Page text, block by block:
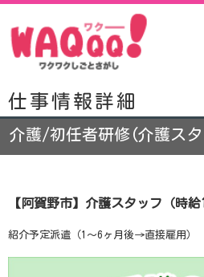
仕事情報詳細
介護/初任者研修(介護ス
【阿賀野市】介護スタッフ（時給
紹介予定派遣（1～6ヶ月後→直接雇用）